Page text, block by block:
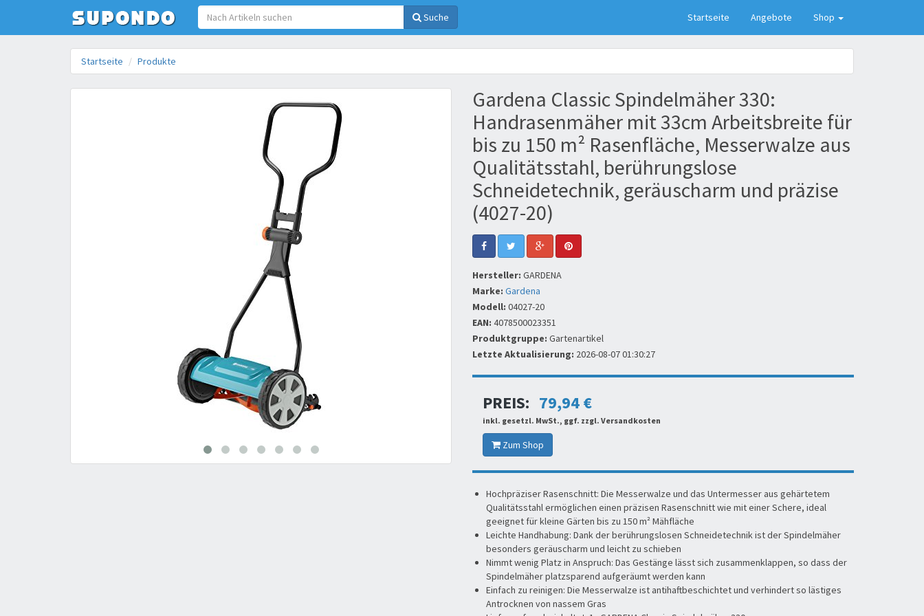
Suche Startseite Angebote Shop
Startseite Produkte
Gardena Classic Spindelmäher 330:
Handrasenmäher mit 33cm Arbeitsbreite für
bis zu 150 m² Rasenfläche, Messerwalze aus
Qualitätsstahl, berührungslose
Schneidetechnik, geräuscharm und präzise
(4027-20)
Hersteller: GARDENA
Marke: Gardena
Modell: 04027-20
EAN: 4078500023351
Produktgruppe: Gartenartikel
Letzte Aktualisierung: 2026-08-07 01:30:27
PREIS: 79,94 €
inkl. gesetzl. MwSt., ggf. zzgl. Versandkosten
Zum Shop
Hochpräziser Rasenschnitt: Die Messerwalze und das Untermesser aus gehärtetem
Qualitätsstahl ermöglichen einen präzisen Rasenschnitt wie mit einer Schere, ideal
geeignet für kleine Gärten bis zu 150 m² Mähfläche
Leichte Handhabung: Dank der berührungslosen Schneidetechnik ist der Spindelmäher
besonders geräuscharm und leicht zu schieben
Nimmt wenig Platz in Anspruch: Das Gestänge lässt sich zusammenklappen, so dass der
Spindelmäher platzsparend aufgeräumt werden kann
Einfach zu reinigen: Die Messerwalze ist antihaftbeschichtet und verhindert so lästiges
Antrocknen von nassem Gras